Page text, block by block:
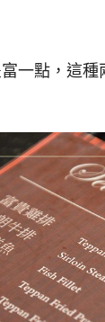
一點，這